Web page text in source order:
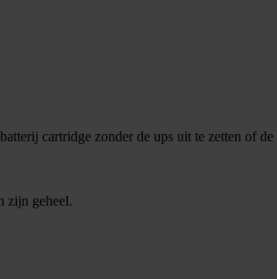
cartridge zonder de ups uit te zetten of
zijn geheel.